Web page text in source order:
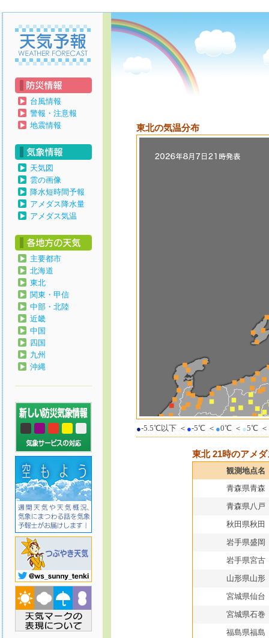
天気予報
台風情報
警報・注意報
地震情報
天気図
雲の画像
降水短時間予報
アメダス降水量
アメダス気温
主要都市
北海道
東北
関東・甲信
中部・北陸
近畿
中国
四国
九州
沖縄
東北の気温分布
●-5.5℃以下 ＜ ●-5℃ ＜ ●0℃ ＜ ●5℃ ＜
東北 21時のアメ
観測地点名
青森県青森
青森県八戸
秋田県秋田
岩手県盛岡
岩手県宮古
山形県山形
宮城県仙台
宮城県石巻
福島県福島